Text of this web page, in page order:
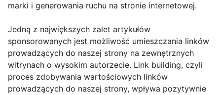
marki i generowania ruchu na stronie internetowej.
Jedną z największych zalet artykułów
sponsorowanych jest możliwość umieszczania linków
prowadzących do naszej strony na zewnętrznych
witrynach o wysokim autorzecie. Link building, czyli
proces zdobywania wartościowych linków
prowadzących do naszej strony, wpływa pozytywnie